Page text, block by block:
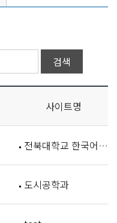
사이트명
전북대학교 한국어학과
도시공학과